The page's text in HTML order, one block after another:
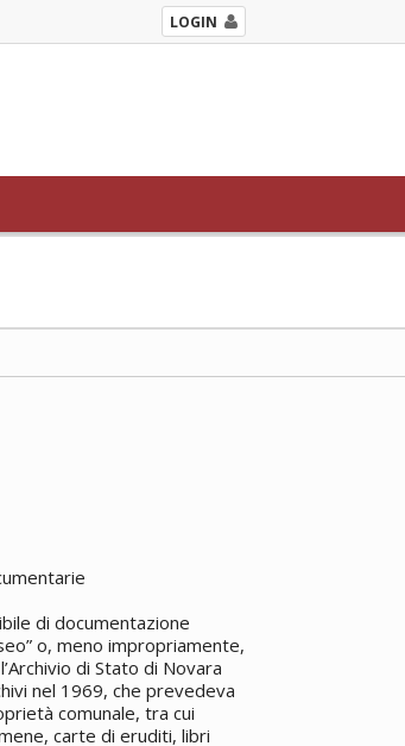
LOGIN
di documentazione
o, meno impropriamente,
di Stato di Novara
nel 1969, che prevedeva
comunale, tra cui
carte di eruditi, libri